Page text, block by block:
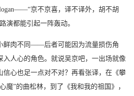
京不京喜，译不译外，胡不胡
演都能引起一阵轰动。
鲜肉不同——后者可能因为流量损伤角
入人心的角色。就说吴京吧，一出场就像
信心也足一点对不对？再看张译，在《攀
魔”的曲松林，到了《我和我的祖国》，